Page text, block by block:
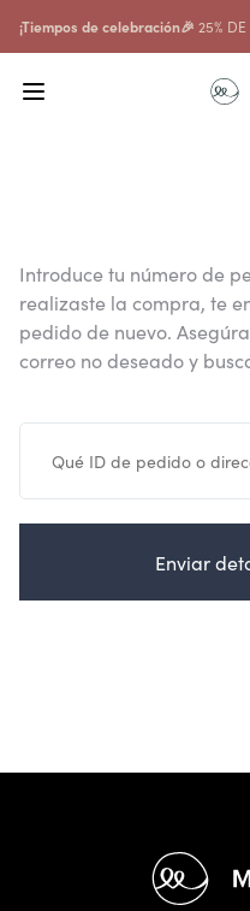
¡Tiempos de celebración🎉 25%
Introduce tu número de
realizaste la compra, te
pedido de nuevo.
correo no deseado y
Enviar